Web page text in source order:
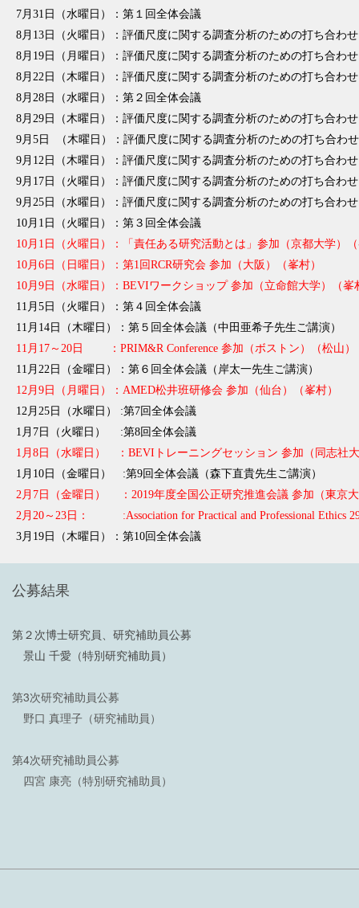
7月31日（水曜日）：第１回全体会議
8月13日（火曜日）：評価尺度に関する調査分析のための打ち合わせ
8月19日（月曜日）：評価尺度に関する調査分析のための打ち合わせ
8月22日（木曜日）：評価尺度に関する調査分析のための打ち合わせ
8月28日（水曜日）：第２回全体会議
8月29日（木曜日）：評価尺度に関する調査分析のための打ち合わせ
9月5日 （木曜日）：評価尺度に関する調査分析のための打ち合わせ
9月12日（木曜日）：評価尺度に関する調査分析のための打ち合わせ
9月17日（火曜日）：評価尺度に関する調査分析のための打ち合わせ
9月25日（水曜日）：評価尺度に関する調査分析のための打ち合わせ
10月1日（火曜日）：第３回全体会議
10月1日（火曜日）：「責任ある研究活動とは」参加（京都大学）
10月6日（日曜日）：第1回RCR研究会 参加（大阪）（峯村）
10月9日（水曜日）：BEVIワークショップ 参加（立命館大学）（峯
11月5日（火曜日）：第４回全体会議
11月14日（木曜日）：第５回全体会議（中田亜希子先生ご講演）
11月17～20日 ：PRIM&R Conference 参加（ボストン）（松山）
11月22日（金曜日）：第６回全体会議（岸太一先生ご講演）
12月9日（月曜日）：AMED松井班研修会 参加（仙台）（峯村）
12月25日（水曜日） :第7回全体会議
1月7日（火曜日） :第8回全体会議
1月8日（水曜日） ：BEVIトレーニングセッション 参加（同志社
1月10日（金曜日） :第9回全体会議（森下直貴先生ご講演）
2月7日（金曜日） ：2019年度全国公正研究推進会議 参加（東京
2月20～23日： :Association for Practical and Professional Ethics
3月19日（木曜日）：第10回全体会議
公募結果
第２次博士研究員、研究補助員公募
景山 千愛（特別研究補助員）
第3次研究補助員公募
野口 真理子（研究補助員）
第4次研究補助員公募
四宮 康亮（特別研究補助員）